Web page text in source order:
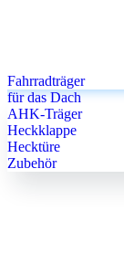
Fahrradträger
für das Dach
AHK-Träger
Heckklappe
Hecktüre
Zubehör